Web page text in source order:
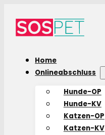
Home
Onlineabschluss
Hunde-OP
Hunde-KV
Katzen-OP
Katzen-KV